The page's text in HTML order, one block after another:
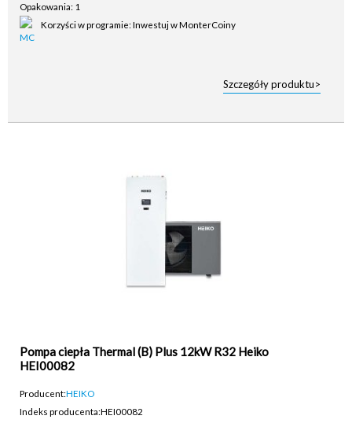
Opakowania: 1
Korzyści w programie: Inwestuj w MonterCoiny
Szczegóły produktu>
Pompa ciepła Thermal (B) Plus 12kW R32 Heiko
HEI00082
Producent:HEIKO
Indeks producenta:HEI00082